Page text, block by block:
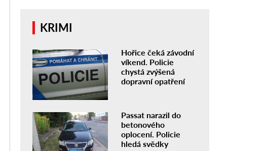
KRIMI
Hořice čeká závodní
víkend. Policie
chystá zvýšená
dopravní opatření
Passat narazil do
betonového
oplocení. Policie
hledá svědky